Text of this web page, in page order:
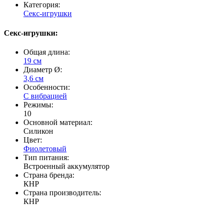
Категория:
Секс-игрушки
Секс-игрушки:
Общая длина:
19 см
Диаметр Ø:
3,6 см
Особенности:
С вибрацией
Режимы:
10
Основной материал:
Силикон
Цвет:
Фиолетовый
Тип питания:
Встроенный аккумулятор
Страна бренда:
КНР
Страна производитель:
КНР